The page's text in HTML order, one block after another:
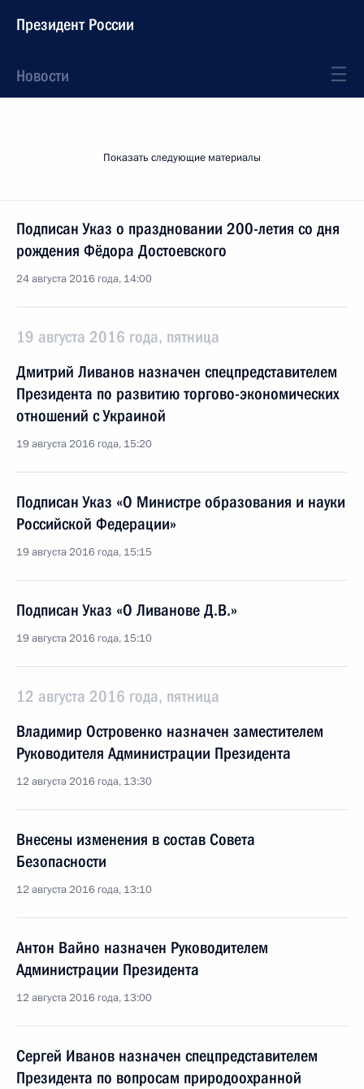
Президент России
Новости
Показать следующие материалы
Подписан Указ о праздновании 200-летия со дня
рождения Фёдора Достоевского
24 августа 2016 года, 14:00
19 августа 2016 года, пятница
Дмитрий Ливанов назначен спецпредставителем
Президента по развитию торгово-экономических
отношений с Украиной
19 августа 2016 года, 15:20
Подписан Указ «О Министре образования и науки
Российской Федерации»
19 августа 2016 года, 15:15
Подписан Указ «О Ливанове Д.В.»
19 августа 2016 года, 15:10
12 августа 2016 года, пятница
Владимир Островенко назначен заместителем
Руководителя Администрации Президента
12 августа 2016 года, 13:30
Внесены изменения в состав Совета
Безопасности
12 августа 2016 года, 13:10
Антон Вайно назначен Руководителем
Администрации Президента
12 августа 2016 года, 13:00
Сергей Иванов назначен спецпредставителем
Президента по вопросам природоохранной